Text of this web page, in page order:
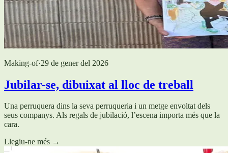
Making-of·29 de gener del 2026
Jubilar-se, dibuixat al lloc de treball
Una perruquera dins la seva perruqueria i un metge envoltat dels
seus companys. Als regals de jubilació, l’escena importa més que la
cara.
Llegiu-ne més →